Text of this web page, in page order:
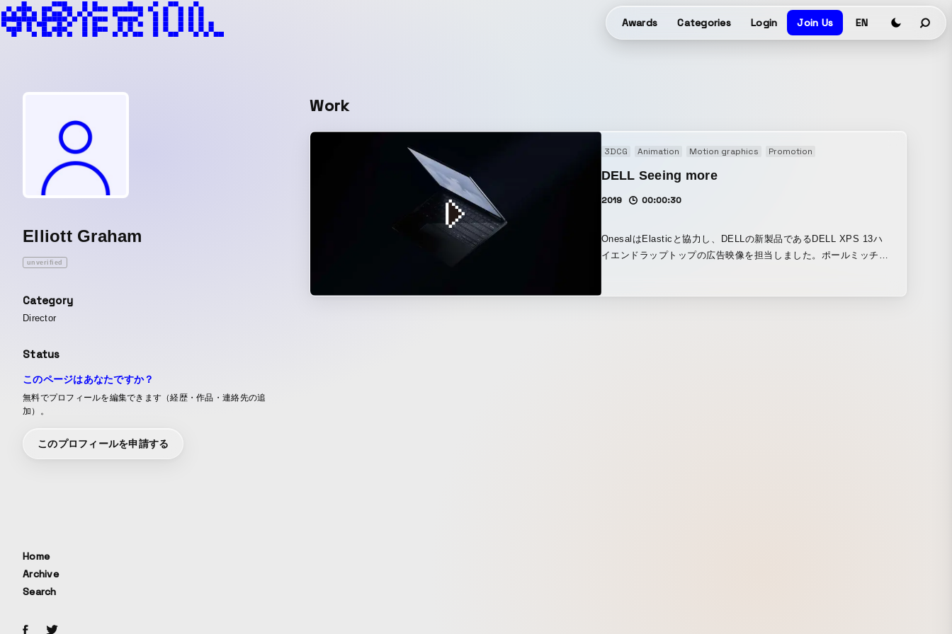
Awards Categories Login Join Us EN
Elliott Graham
unverified
Category
Director
Status
このページはあなたですか？
無料でプロフィールを編集できます（経歴・作品・連絡先の追
加）。
このプロフィールを申請する
Work
3DCG Animation Motion graphics Promotion
DELL Seeing more
2019 00:00:30
OnesalはElasticと協力し、DELLの新製品であるDELL XPS 13ハ
イエンドラップトップの広告映像を担当しました。ポールミッチェ
Home
Archive
Search